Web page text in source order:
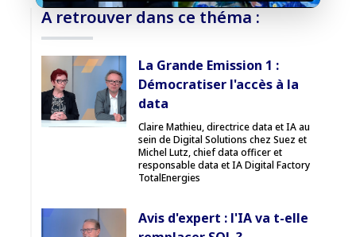
Pas encore abonné ? Découvrir nos offres
→
A retrouver dans ce théma :
La Grande Emission 1 :
Démocratiser l'accès à la
data
Claire Mathieu, directrice data et IA au
sein de Digital Solutions chez Suez et
Michel Lutz, chief data officer et
responsable data et IA Digital Factory
TotalEnergies
Avis d'expert : l'IA va t-elle